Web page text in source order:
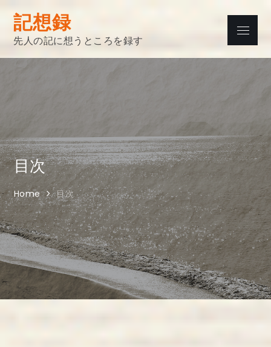
content
記想録
先人の記に想うところを録す
Menu
目次
Home 目次